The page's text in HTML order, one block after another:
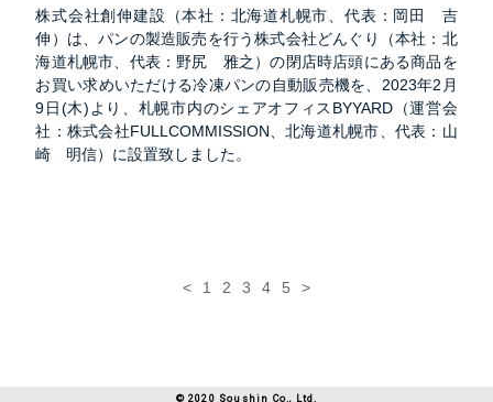
株式会社創伸建設（本社：北海道札幌市、代表：岡田 吉
伸）は、パンの製造販売を行う株式会社どんぐり（本社：北
海道札幌市、代表：野尻 雅之）の閉店時店頭にある商品を
お買い求めいただける冷凍パンの自動販売機を、2023年2月
9日(木)より、札幌市内のシェアオフィスBYYARD（運営会
社：株式会社FULLCOMMISSION、北海道札幌市、代表：山
崎 明信）に設置致しました。
< 1 2 3 4 5 >
© 2020 Soushin Co., Ltd.